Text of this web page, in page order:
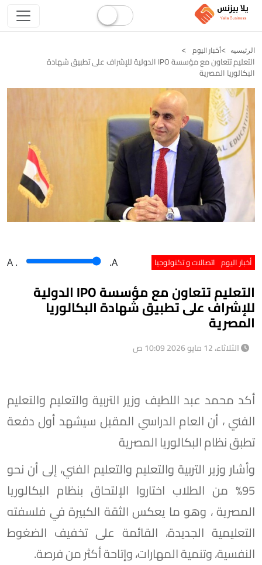
الرئيسيه أخبار اليوم
التعليم تتعاون مع مؤسسة IPO الدولية للإشراف على تطبيق شهادة
البكالوريا المصرية
أخبار اليوم اتصالات و تكنولوجيا A . .A
التعليم تتعاون مع مؤسسة IPO الدولية
للإشراف على تطبيق شهادة البكالوريا
المصرية
الثلاثاء، 12 مايو 2026 10:09 ص
أكد محمد عبد اللطيف وزير التربية والتعليم والتعليم
الفني ، أن العام الدراسي المقبل سيشهد أول دفعة
تطبق نظام البكالوريا المصرية
وأشار وزير التربية والتعليم والتعليم الفني، إلى أن نحو
95% من الطلاب اختاروا الإلتحاق بنظام البكالوريا
المصرية ، وهو ما يعكس الثقة الكبيرة في فلسفته
التعليمية الجديدة، القائمة على تخفيف الضغوط
النفسية، وتنمية المهارات، وإتاحة أكثر من فرصة.